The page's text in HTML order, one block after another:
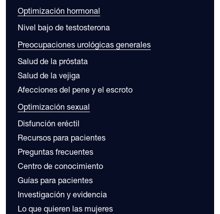
Optimización hormonal
Nivel bajo de testosterona
Preocupaciones urológicas generales
Salud de la próstata
Salud de la vejiga
Afecciones del pene y el escroto
Optimización sexual
Disfunción eréctil
Recursos para pacientes
Preguntas frecuentes
Centro de conocimiento
Guías para pacientes
Investigación y evidencia
Lo que quieren las mujeres